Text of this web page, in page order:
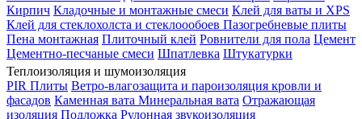
Кирпич Кладочные и монтажные смеси Клей для ваты и XPS
Клей для стеклохолста и стеклоообоев Пазогребневые плиты
Пена монтажная Плиточный клей Ровнители для пола Цемент
Цементно-песчаные смеси Шпатлевка Штукатурки
Теплоизоляция и шумоизоляция
PIR Плиты Ветро-влагозащита и пароизоляция кровли и
фасадов Каменная вата Минеральная вата Отражающая
изоляция Подложка Рулонная звукоизоляция